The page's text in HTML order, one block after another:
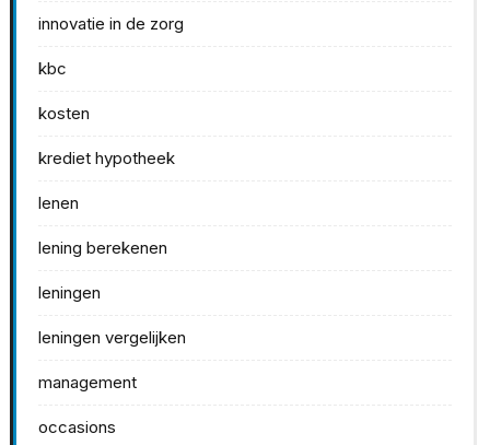
innovatie in de zorg
kbc
kosten
krediet hypotheek
lenen
lening berekenen
leningen
leningen vergelijken
management
occasions